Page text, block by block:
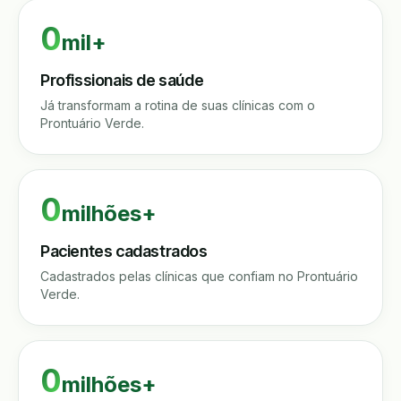
0mil+
Profissionais de saúde
Já transformam a rotina de suas clínicas com o
Prontuário Verde.
0milhões+
Pacientes cadastrados
Cadastrados pelas clínicas que confiam no Prontuário
Verde.
0milhões+